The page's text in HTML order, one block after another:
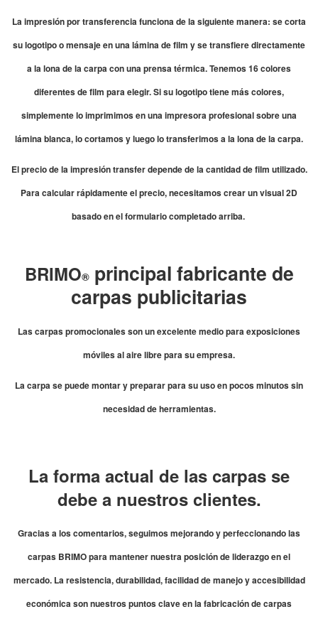
La impresión por transferencia funciona de la siguiente manera: se corta
su logotipo o mensaje en una lámina de film y se transfiere directamente
a la lona de la carpa con una prensa térmica. Tenemos 16 colores
diferentes de film para elegir. Si su logotipo tiene más colores,
simplemente lo imprimimos en una impresora profesional sobre una
lámina blanca, lo cortamos y luego lo transferimos a la lona de la carpa.
El precio de la impresión transfer depende de la cantidad de film utilizado.
Para calcular rápidamente el precio, necesitamos crear un visual 2D
basado en el formulario completado arriba.
BRIMO®principal fabricante de
carpas publicitarias
Las carpas promocionales son un excelente medio para exposiciones
móviles al aire libre para su empresa.
La carpa se puede montar y preparar para su uso en pocos minutos sin
necesidad de herramientas.
La forma actual de las carpas se
debe a nuestros clientes.
Gracias a los comentarios, seguimos mejorando y perfeccionando las
carpas BRIMO para mantener nuestra posición de liderazgo en el
mercado. La resistencia, durabilidad, facilidad de manejo y accesibilidad
económica son nuestros puntos clave en la fabricación de carpas